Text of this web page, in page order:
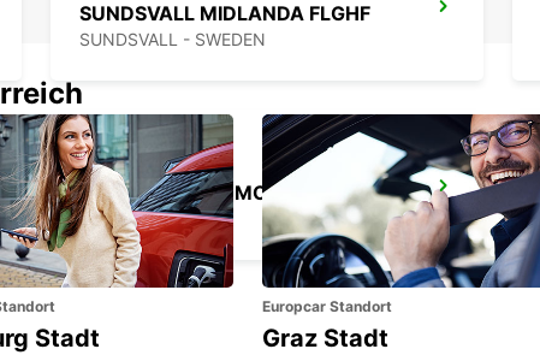
SUNDSVALL MIDLANDA FLGHF
SUNDSVALL - SWEDEN
SCANDINAVIAN MOUNTAINS
SALEN - SWEDEN
Stadt
Europcar Standort
Graz Stadt